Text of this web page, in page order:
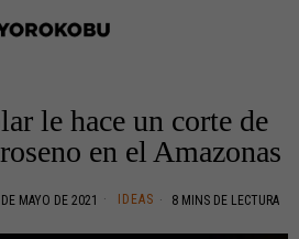
le hace un corte de
en el Amazonas
MAYO DE 2021 IDEAS 8 MINS DE LECTURA